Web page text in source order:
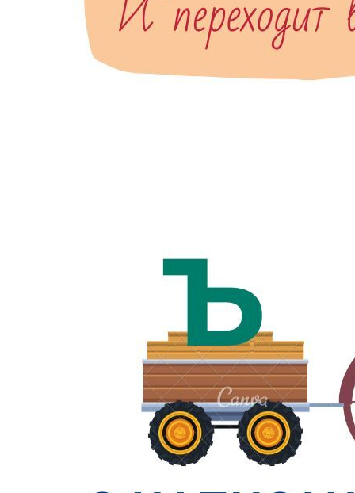
разрешение правообладателя
Политика конфиденциальности